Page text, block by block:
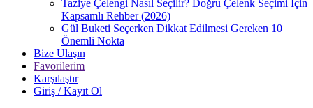
Taziye Çelengi Nasıl Seçilir? Doğru Çelenk Seçimi İçin
Kapsamlı Rehber (2026)
Gül Buketi Seçerken Dikkat Edilmesi Gereken 10
Önemli Nokta
Bize Ulaşın
Favorilerim
Karşılaştır
Giriş / Kayıt Ol